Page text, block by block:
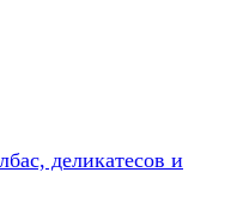
деликатесов и